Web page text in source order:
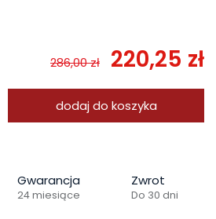
286,00 zł 220,25 zł
dodaj do koszyka
Gwarancja
24 miesiące
Zwrot
Do 30 dni